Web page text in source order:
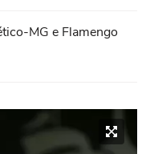
MG e Flamengo